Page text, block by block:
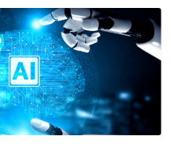
节奏及长期维护策略。理工雷
模组。该系列产品基于国产
、多任务并行处理及丰富接口扩
运行目前，山海系列已形成覆
，可满足智慧交通、工业视
应用场景的差异化需求。山海
，FP32浮点算力达17.4
及大规模并发推理任务。存储
效降低对外部存储的依赖，提